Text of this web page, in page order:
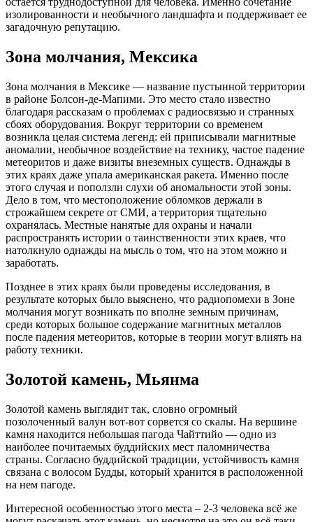
изолированности и необычного ландшафта и поддерживает ее
загадочную репутацию.
Зона молчания, Мексика
Зона молчания в Мексике — название пустынной территории
в районе Болсон-де-Мапими. Это место стало известно
благодаря рассказам о проблемах с радиосвязью и странных
сбоях оборудования. Вокруг территории со временем
возникла целая система легенд: ей приписывали магнитные
аномалии, необычное воздействие на технику, частое падение
метеоритов и даже визиты внеземных существ. Однажды в
этих краях даже упала американская ракета. Именно после
этого случая и поползли слухи об аномальности этой зоны.
Дело в том, что местоположение обломков держали в
строжайшем секрете от СМИ, а территория тщательно
охранялась. Местные нанятые для охраны и начали
распространять истории о таинственности этих краев, что
натолкнуло однажды на мысль о том, что на этом можно и
заработать.
Позднее в этих краях были проведены исследования, в
результате которых было выяснено, что радиопомехи в Зоне
молчания могут возникать по вполне земным причинам,
среди которых большое содержание магнитных металлов
после падения метеоритов, которые в теории могут влиять на
работу техники.
Золотой камень, Мьянма
Золотой камень выглядит так, словно огромный
позолоченный валун вот-вот сорвется со скалы. На вершине
камня находится небольшая пагода Чайттийо — одно из
наиболее почитаемых буддийских мест паломничества
страны. Согласно буддийской традиции, устойчивость камня
связана с волосом Будды, который хранится в расположенной
на нем пагоде.
Интересной особенностью этого места – 2-3 человека всё же